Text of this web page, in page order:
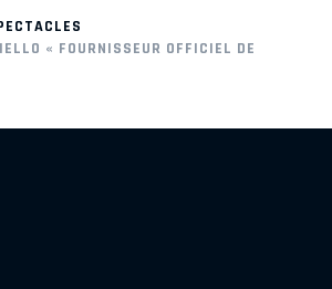
« FOURNISSEUR OFFICIEL DE